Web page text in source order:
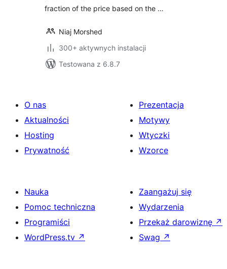
fraction of the price based on the …
Niaj Morshed
300+ aktywnych instalacji
Testowana z 6.8.7
O nas
Aktualności
Hosting
Prywatność
Prezentacja
Motywy
Wtyczki
Wzorce
Nauka
Pomoc techniczna
Programiści
WordPress.tv ↗
Zaangażuj się
Wydarzenia
Przekaż darowiznę ↗
Swag ↗